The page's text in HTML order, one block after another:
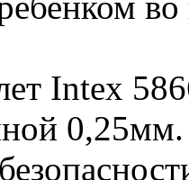
Intex
0,25мм.